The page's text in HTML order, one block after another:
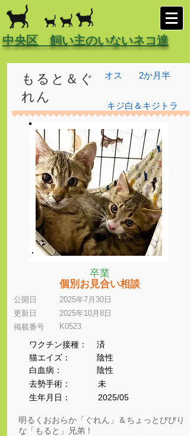
中央区 飼い主のいないネコ達
オス
もると＆ぐ
れん
2か月半
キジ白＆キジトラ
卒業
個別お見合い相談
公開日
更新日
​掲載番号
2025年7月30日
2025年10月8日
K0523
ワクチン接種：
猫エイズ：
​白血病：
​去勢手術：
生年月日：
済
陰性
陰性
未
2025/05
明るくおおらか「ぐれん」＆ちょっとびびり
な「もると」兄弟！